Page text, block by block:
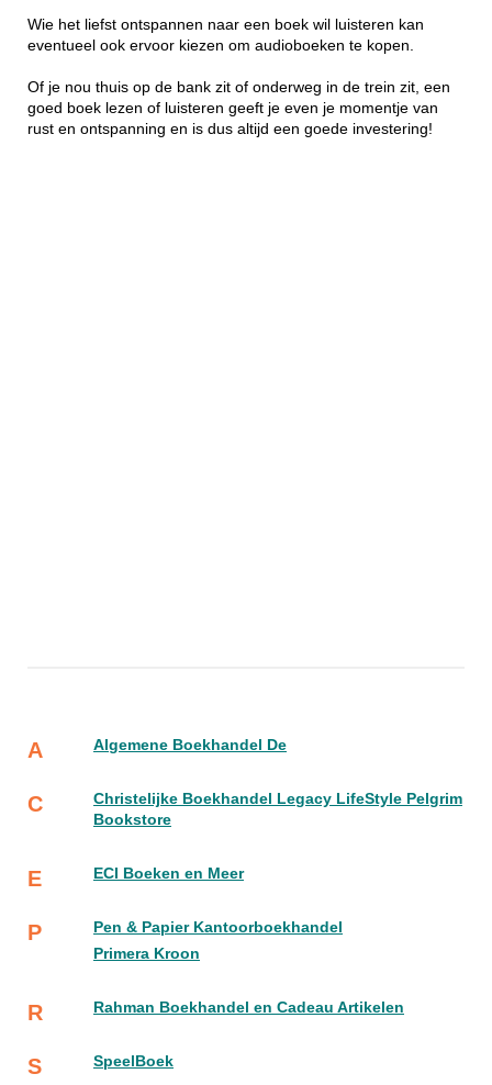
Wie het liefst ontspannen naar een boek wil luisteren kan
eventueel ook ervoor kiezen om audioboeken te kopen.
Of je nou thuis op de bank zit of onderweg in de trein zit, een
goed boek lezen of luisteren geeft je even je momentje van
rust en ontspanning en is dus altijd een goede investering!
A Algemene Boekhandel De
C
Christelijke Boekhandel Legacy LifeStyle Pelgrim
Bookstore
E ECI Boeken en Meer
P
Pen & Papier Kantoorboekhandel
Primera Kroon
R Rahman Boekhandel en Cadeau Artikelen
S SpeelBoek